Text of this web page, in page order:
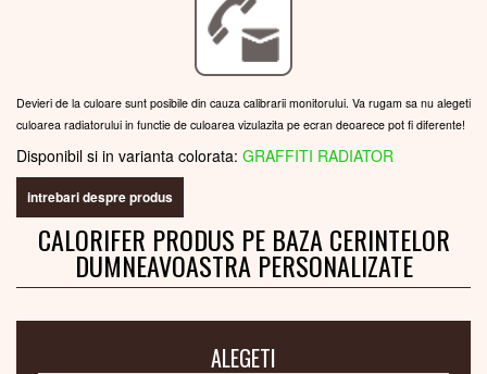
Devieri de la culoare sunt posibile din cauza calibrarii monitorului. Va rugam sa nu alegeti
culoarea radiatorului in functie de culoarea vizulazita pe ecran deoarece pot fi diferente!
Disponibil si in varianta colorata: GRAFFITI RADIATOR
intrebari despre produs
CALORIFER PRODUS PE BAZA CERINTELOR
DUMNEAVOASTRA PERSONALIZATE
ALEGETI